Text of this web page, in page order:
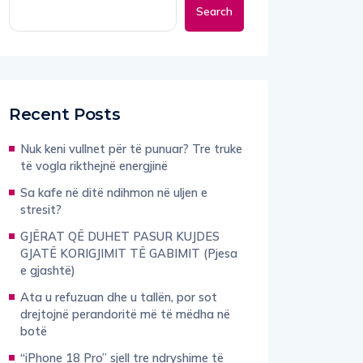
Search
Recent Posts
Nuk keni vullnet për të punuar? Tre truke
të vogla rikthejnë energjinë
Sa kafe në ditë ndihmon në uljen e
stresit?
GJËRAT QË DUHET PASUR KUJDES
GJATË KORIGJIMIT TË GABIMIT (Pjesa
e gjashtë)
Ata u refuzuan dhe u tallën, por sot
drejtojnë perandoritë më të mëdha në
botë
“iPhone 18 Pro” sjell tre ndryshime të